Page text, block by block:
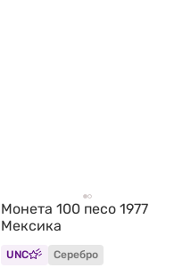
Монета 100 песо 1977
Мексика
UNC Серебро